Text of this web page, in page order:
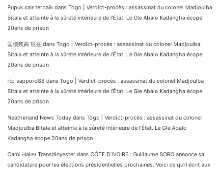
Pupuk cair terbaik dans Togo | Verdict-procès : assassinat du colonel Madjoulba
Bitala et atteinte à la sûreté intérieure de l’État. Le Gle Abalo Kadangha écope
20ans de prison
国債残高 現在 dans Togo | Verdict-procès : assassinat du colonel Madjoulba
Bitala et atteinte à la sûreté intérieure de l’État. Le Gle Abalo Kadangha écope
20ans de prison
rtp sapporo88 dans Togo | Verdict-procès : assassinat du colonel Madjoulba
Bitala et atteinte à la sûreté intérieure de l’État. Le Gle Abalo Kadangha écope
20ans de prison
Neatherland News Today dans Togo | Verdict-procès : assassinat du colonel
Madjoulba Bitala et atteinte à la sûreté intérieure de l’État. Le Gle Abalo
Kadangha écope 20ans de prison
Cami Halısı Transdinyester dans CÔTE D’IVOIRE : Guillaume SORO annonce sa
candidature pour les élections présidentielles prochaines. Voici ce qu’il écrit aux